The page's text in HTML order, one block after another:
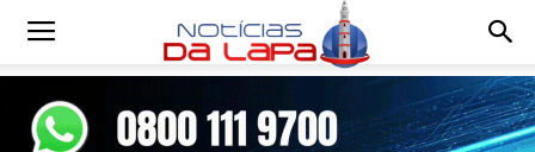
Notícias